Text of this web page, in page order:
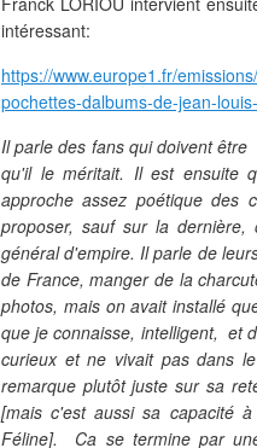
intéressant:
https://www.europe1.fr/
pochettes-dalbums-de-jean-
Il parle des fans qui doivent
qu'il le méritait. Il est ensuite
approche assez poétique des
proposer, sauf sur la
général d'empire. Il parle de
de France, manger de la
photos, mais on avait installé
que je connaisse, intelligent, et
curieux et ne vivait pas dans
remarque plutôt juste sur sa
[mais c'est aussi sa capacité
Féline]. Ca se termine par